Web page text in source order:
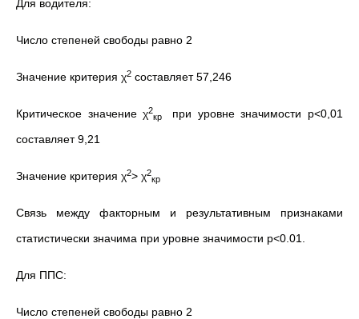
Для водителя:
Число степеней свободы равно 2
Значение критерия χ2 составляет 57,246
Критическое значение χ2
кр
при уровне значимости р<0,01
составляет 9,21
Значение критерия χ2> χ2
кр
Связь между факторным и результативным признаками
статистически значима при уровне значимости р<0.01.
Для ППС:
Число степеней свободы равно 2